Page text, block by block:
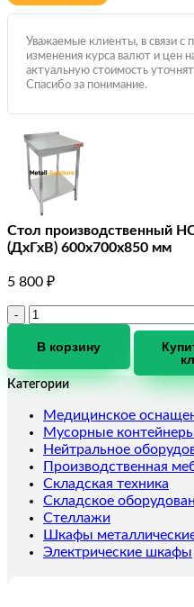
Уважаемые клиенты, в связи с
изменения курса валют и цен
актуальную стоимость
Спасибо за понимание.
Стол производственный
(ДхГхВ) 600х700х850 мм
5 800 ₽
Количество
Стол
производственный
HCO-
ЭН
Габариты
(ДхГхВ)
600х700х850
мм
В корзину
Категории
Медицинское
Мусорные
Нейтральное
Производственная
Складская техника
Складское
Стеллажи
Шкафы
Электрические шкафы